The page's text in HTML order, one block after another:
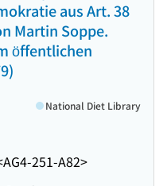
aus Art. 38
Martin Soppe.
öffentlichen
251-A82>
National Diet Library